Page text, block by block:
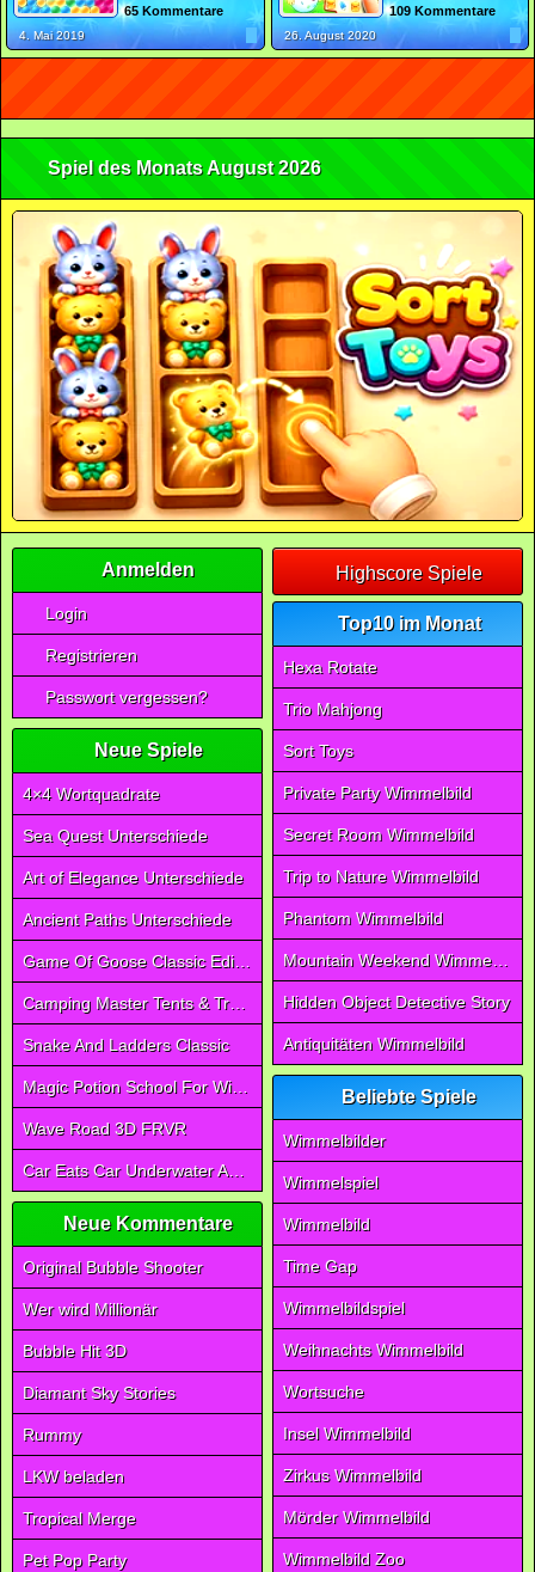
65 Kommentare
4. Mai 2019
109 Kommentare
26. August 2020
Spiel des Monats August 2026
Anmelden
Login
Registrieren
Passwort vergessen?
Neue Spiele
4×4 Wortquadrate
Sea Quest Unterschiede
Art of Elegance Unterschiede
Ancient Paths Unterschiede
Game Of Goose Classic Edition
Camping Master Tents & Trees
Snake And Ladders Classic
Magic Potion School For Witch
Wave Road 3D FRVR
Car Eats Car Underwater Adventure FRVR
Neue Kommentare
Original Bubble Shooter
Wer wird Millionär
Bubble Hit 3D
Diamant Sky Stories
Rummy
LKW beladen
Tropical Merge
Pet Pop Party
Highscore Spiele
Top10 im Monat
Hexa Rotate
Trio Mahjong
Sort Toys
Private Party Wimmelbild
Secret Room Wimmelbild
Trip to Nature Wimmelbild
Phantom Wimmelbild
Mountain Weekend Wimmelbild
Hidden Object Detective Story
Antiquitäten Wimmelbild
Beliebte Spiele
Wimmelbilder
Wimmelspiel
Wimmelbild
Time Gap
Wimmelbildspiel
Weihnachts Wimmelbild
Wortsuche
Insel Wimmelbild
Zirkus Wimmelbild
Mörder Wimmelbild
Wimmelbild Zoo